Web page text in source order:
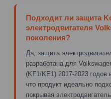
Подходит ли защита
электродвигателя
поколения?
Да, защита
разработана для
(KF1/KE1) 2017-2023 годов
что продукт идеально
покрывая